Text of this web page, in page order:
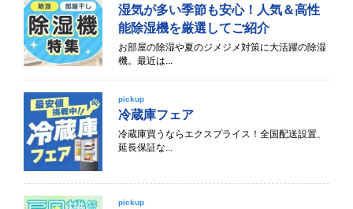
湿気が多い季節も安心！人気＆高性
能除湿機を厳選してご紹介
お部屋の除湿や夏のジメジメ対策に大活躍の除湿
機。最近は...
pickup
冷蔵庫フェア
冷蔵庫買うならエクスプライス！全国配送設置、
延長保証な...
pickup